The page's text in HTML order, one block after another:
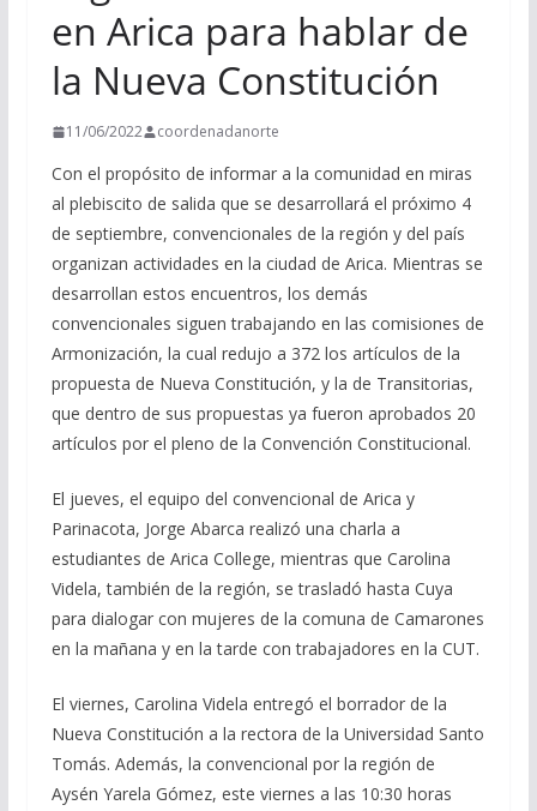
en Arica para hablar de
la Nueva Constitución
11/06/2022 coordenadanorte
Con el propósito de informar a la comunidad en miras
al plebiscito de salida que se desarrollará el próximo 4
de septiembre, convencionales de la región y del país
organizan actividades en la ciudad de Arica. Mientras se
desarrollan estos encuentros, los demás
convencionales siguen trabajando en las comisiones de
Armonización, la cual redujo a 372 los artículos de la
propuesta de Nueva Constitución, y la de Transitorias,
que dentro de sus propuestas ya fueron aprobados 20
artículos por el pleno de la Convención Constitucional.
El jueves, el equipo del convencional de Arica y
Parinacota, Jorge Abarca realizó una charla a
estudiantes de Arica College, mientras que Carolina
Videla, también de la región, se trasladó hasta Cuya
para dialogar con mujeres de la comuna de Camarones
en la mañana y en la tarde con trabajadores en la CUT.
El viernes, Carolina Videla entregó el borrador de la
Nueva Constitución a la rectora de la Universidad Santo
Tomás. Además, la convencional por la región de
Aysén Yarela Gómez, este viernes a las 10:30 horas